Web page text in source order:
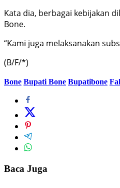
Kata dia, berbagai kebijakan
Bone.
“Kami juga melaksanakan
(B/F/*)
Bone Bupati Bone Bupatibone
Baca Juga